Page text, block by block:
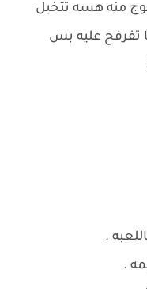
ﻣﻨﻪ ﻫﺴﻪ ﺗﺘﺨﺒﻞ
ﺗﻔﺮﻓﺢ ﻋﻠﻴﻪ ﺑﺲ
.
.